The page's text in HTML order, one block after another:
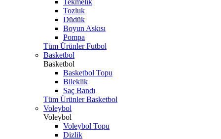
Tekmelik
Tozluk
Düdük
Boyun Askısı
Pompa
Tüm Ürünler Futbol
Basketbol
Basketbol
Basketbol Topu
Bileklik
Saç Bandı
Tüm Ürünler Basketbol
Voleybol
Voleybol
Voleybol Topu
Dizlik